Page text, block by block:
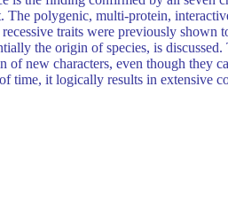
polygenic, multi-protein,
traits were previously shown
the origin of species, is
new characters, even though they
time, it logically results in extensive